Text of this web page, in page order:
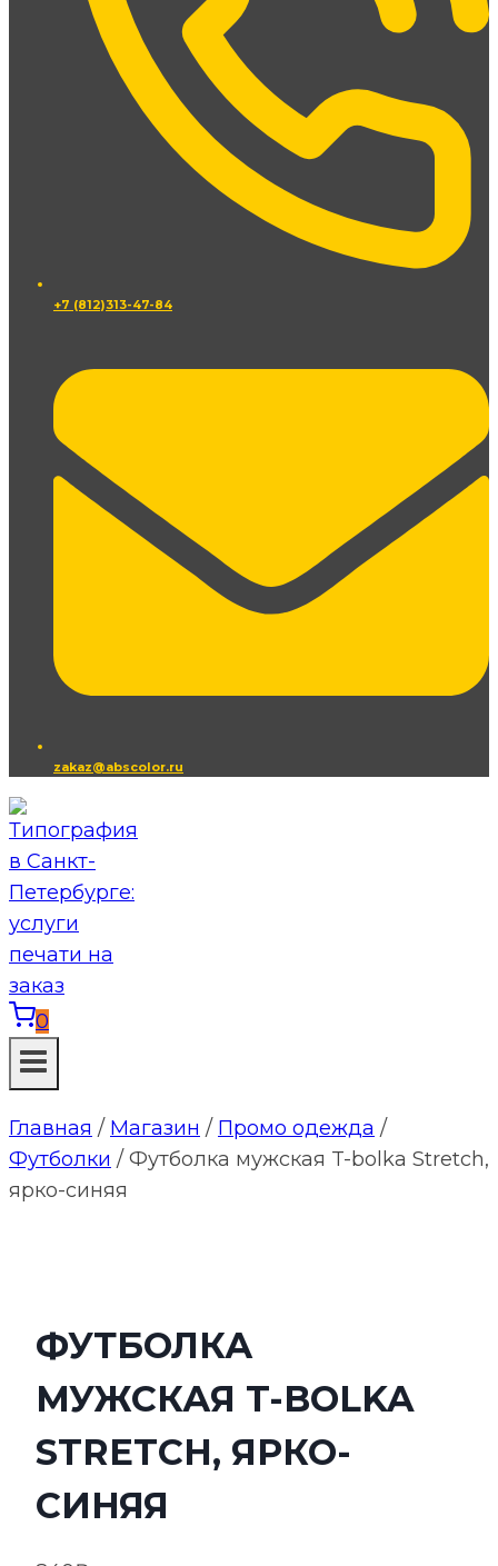
+7 (812)313-47-84
zakaz@abscolor.ru
0
Главная / Магазин / Промо одежда /
Футболки / Футболка мужская T-bolka Stretch,
ярко-синяя
ФУТБОЛКА
МУЖСКАЯ T-BOLKA
STRETCH, ЯРКО-
СИНЯЯ